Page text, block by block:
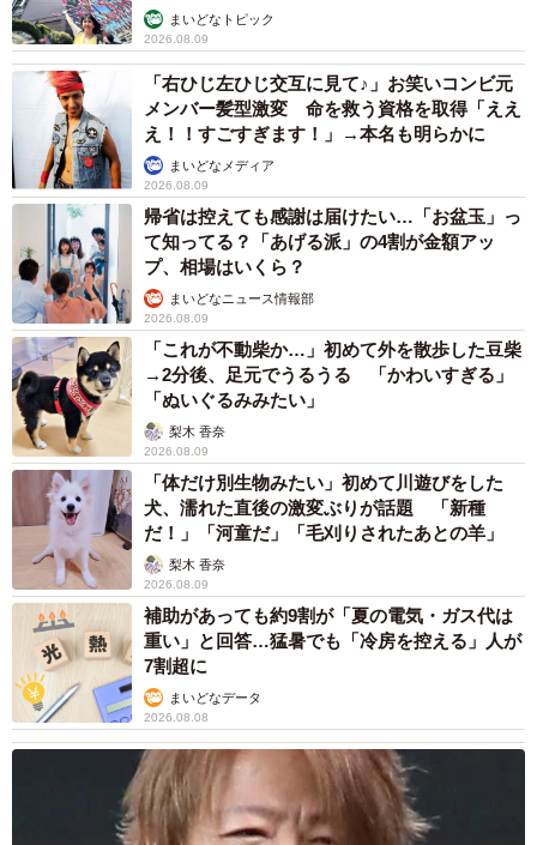
まいどなトピック
2026.08.09
「右ひじ左ひじ交互に見て♪」お笑いコンビ元
メンバー髪型激変 命を救う資格を取得「ええ
え！！すごすぎます！」→本名も明らかに
まいどなメディア
2026.08.09
帰省は控えても感謝は届けたい…「お盆玉」っ
て知ってる？「あげる派」の4割が金額アッ
プ、相場はいくら？
まいどなニュース情報部
2026.08.09
「これが不動柴か…」初めて外を散歩した豆柴
→2分後、足元でうるうる 「かわいすぎる」
「ぬいぐるみみたい」
梨木 香奈
2026.08.09
「体だけ別生物みたい」初めて川遊びをした
犬、濡れた直後の激変ぶりが話題 「新種
だ！」「河童だ」「毛刈りされたあとの羊」
梨木 香奈
2026.08.09
補助があっても約9割が「夏の電気・ガス代は
重い」と回答…猛暑でも「冷房を控える」人が
7割超に
まいどなデータ
2026.08.08